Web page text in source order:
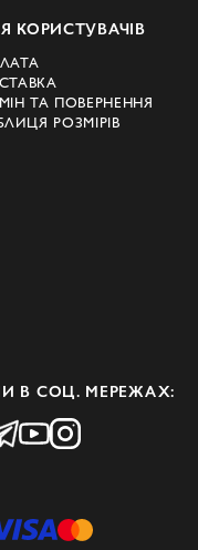
КОРИСТУВАЧІВ
ТА ПОВЕРНЕННЯ
РОЗМІРІВ
В СОЦ. МЕРЕЖАХ: